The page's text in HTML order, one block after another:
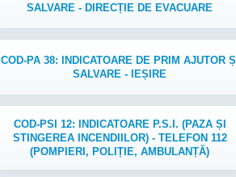
SALVARE - DIRECȚIE DE EVACUARE
COD-PA 38: INDICATOARE DE PRIM AJUTOR ȘI
SALVARE - IEȘIRE
COD-PSI 12: INDICATOARE P.S.I. (PAZA ȘI
STINGEREA INCENDIILOR) - TELEFON 112
(POMPIERI, POLIȚIE, AMBULANȚĂ)